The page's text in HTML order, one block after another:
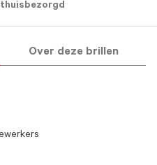
thuisbezorgd
Over deze brillen